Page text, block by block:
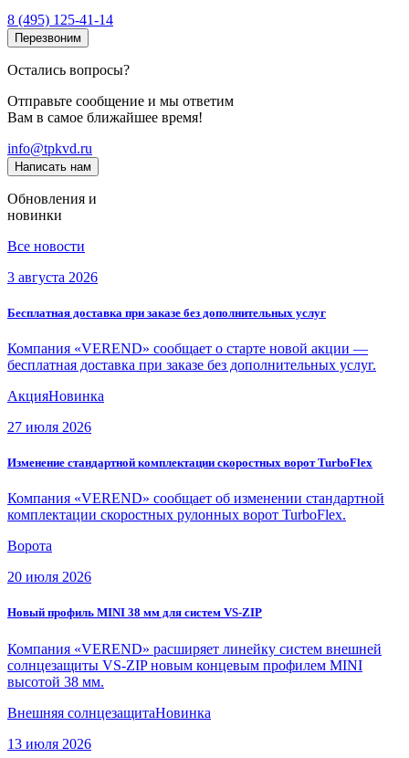
8 (495) 125-41-14
Перезвоним
Остались вопросы?
Отправьте сообщение и мы ответим
Вам в самое ближайшее время!
info@tpkvd.ru
Написать нам
Обновления и
новинки
Все новости
3 августа 2026
Бесплатная доставка при заказе без дополнительных услуг
Компания «VEREND» сообщает о старте новой акции —
бесплатная доставка при заказе без дополнительных услуг.
АкцияНовинка
27 июля 2026
Изменение стандартной комплектации скоростных ворот TurboFlex
Компания «VEREND» сообщает об изменении стандартной
комплектации скоростных рулонных ворот TurboFlex.
Ворота
20 июля 2026
Новый профиль MINI 38 мм для систем VS-ZIP
Компания «VEREND» расширяет линейку систем внешней
солнцезащиты VS-ZIP новым концевым профилем MINI
высотой 38 мм.
Внешняя солнцезащитаНовинка
13 июля 2026